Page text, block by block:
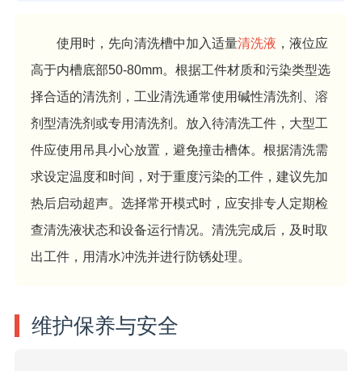
使用时，先向清洗槽中加入适量清洗液 ，液位应
高于内槽底部50-80mm。根据工件材质和污染类型选
择合适的清洗剂，工业清洗通常使用碱性清洗剂、溶
剂型清洗剂或专用清洗剂。放入待清洗工件，大型工
件应使用吊具小心放置，避免撞击槽体。根据清洗需
求设定温度和时间，对于重度污染的工件，建议先加
热后启动超声。选择常开模式时，应安排专人定期检
查清洗液状态和设备运行情况。清洗完成后，及时取
出工件，用清水冲洗并进行防锈处理。
维护保养与安全